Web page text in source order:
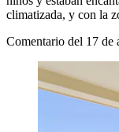
climatizada, y con la
Comentario del 17 de